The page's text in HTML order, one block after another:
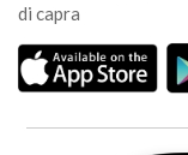
di capra